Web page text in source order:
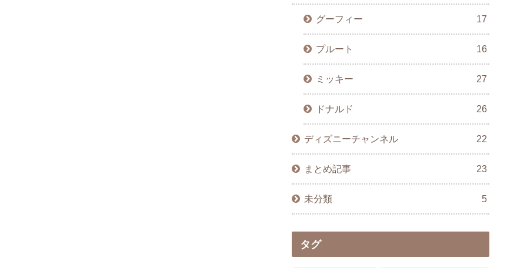
グーフィー 17
プルート 16
ミッキー 27
ドナルド 26
ディズニーチャンネル 22
まとめ記事 23
未分類 5
タグ